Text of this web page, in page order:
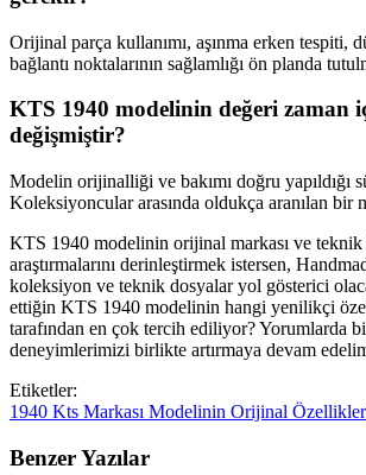
Orijinal parça kullanımı, aşınma erken tespiti,
bağlantı noktalarının sağlamlığı ön planda
KTS 1940 modelinin değeri zaman
değişmiştir?
Modelin orijinalliği ve bakımı doğru yapıldığı
Koleksiyoncular arasında oldukça aranılan bir
KTS 1940 modelinin orijinal markası ve
araştırmalarını derinleştirmek istersen,
koleksiyon ve teknik dosyalar yol gösterici
ettiğin KTS 1940 modelinin hangi yenilikçi
tarafından en çok tercih ediliyor? Yorumlarda
deneyimlerimizi birlikte artırmaya devam
Etiketler:
1940 Kts Markası Modelinin Orijinal
Benzer Yazılar